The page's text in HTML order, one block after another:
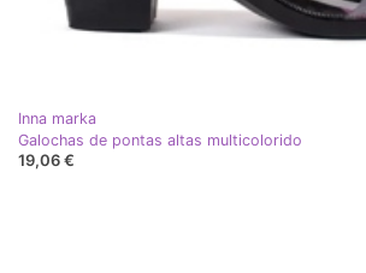
Inna marka
Galochas de pontas altas multicolorido
19,06 €